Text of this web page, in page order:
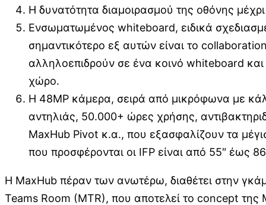
Η δυνατότητα διαμοιρασμού της οθόνης
Ενσωματωμένος whiteboard, ειδικά
σημαντικότερο εξ αυτών είναι το
αλληλοεπιδρούν σε ένα κοινό whiteboard
χώρο.
Η 48MP κάμερα, σειρά από μικρόφωνα με
αντηλιάς, 50.000+ ώρες χρήσης,
MaxHub Pivot κ.α., που εξασφαλίζουν τα
που προσφέρονται οι IFP είναι από 55″ έως
Η MaxHub πέραν των ανωτέρω, διαθέτει στην
Teams Room (MTR), που αποτελεί το concept